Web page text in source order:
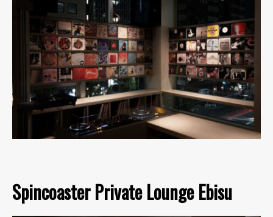
Spincoaster Private Lounge Ebisu